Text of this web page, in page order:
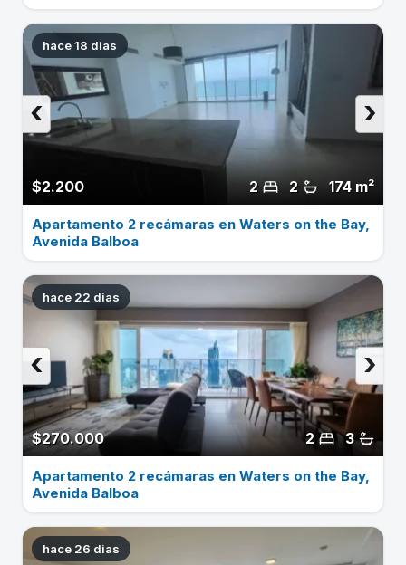
hace 18 dias
$2.200 174 m²
2
2
›
‹
Apartamento 2 recámaras en Waters on the Bay,
Avenida Balboa
hace 22 dias
$270.000 3
2
›
‹
Apartamento 2 recámaras en Waters on the Bay,
Avenida Balboa
hace 26 dias